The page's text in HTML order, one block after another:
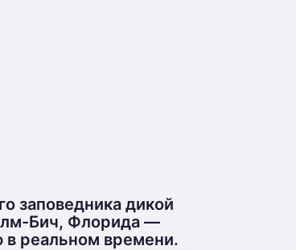
заповедника дикой
Бич, Флорида —
в реальном времени.